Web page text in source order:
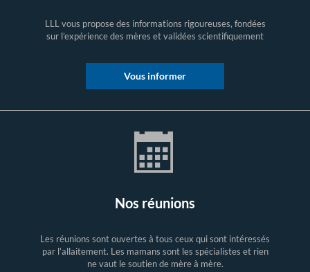
LLL vous propose des informations rigoureuses, fondées
sur l’expérience des mères et validées scientifiquement
Vous informer
Nos réunions
Les réunions sont ouvertes à tous ceux qui sont intéressés
par l’allaitement. Les mamans sont les spécialistes et rien
ne vaut le soutien de mère à mère.